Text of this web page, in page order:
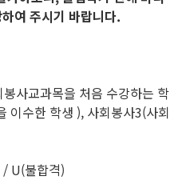
여 주시기 바랍니다.
사교과목을 처음 수강하는 학
이수한 학생 ), 사회봉사3(사회
U(불합격)